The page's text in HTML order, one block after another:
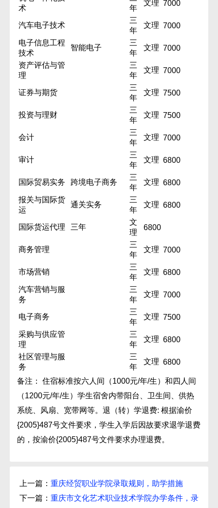
术
年
文理 7000
汽车电子技术
三
年
文理 7000
电子信息工程
技术
智能电子
三
年
文理 7000
资产评估与管
理
三
年
文理 7000
证券与期货
三
年
文理 7500
投资与理财
三
年
文理 7500
会计
三
年
文理 7000
审计
三
年
文理 6800
国际贸易实务 跨境电子商务
三
年
文理 6800
报关与国际货
运
通关实务
三
年
文理 6800
国际货运代理 三年
文
理
6800
商务管理
三
年
文理 7000
市场营销
三
年
文理 6800
汽车营销与服
务
三
年
文理 7000
电子商务
三
年
文理 7500
采购与供应管
理
三
年
文理 6800
社区管理与服
务
三
年
文理 6800
备注： 住宿标准按六人间（1000元/年/生）和四人间
（1200元/年/生）学生宿舍内带阳台、卫生间、供热
系统、风扇、宽带网等。退（转）学退费: 根据渝价
{2005}487号文件要求，学生入学后因故要求退学退费
的，按渝价{2005}487号文件要求办理退费。
上一篇： 重庆经贸职业学院录取规则，助学措施
下一篇： 重庆市文化艺术职业技术学院办学条件，录